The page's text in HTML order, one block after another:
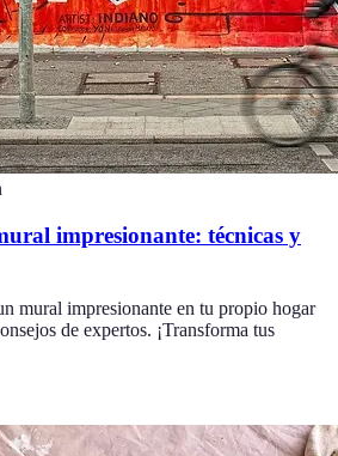
impresionante: técnicas y
mural impresionante en tu propio hogar
de expertos. ¡Transforma tus